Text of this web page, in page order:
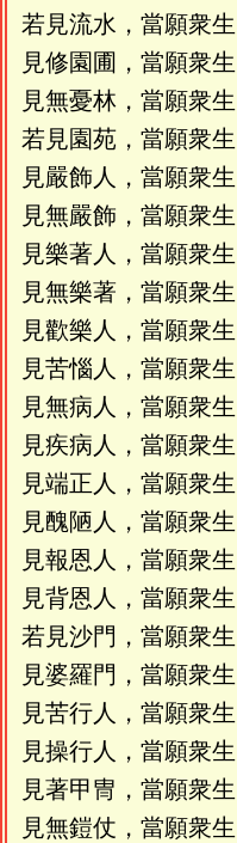
若見流水，當願衆
見修園圃，當願衆
見無憂林，當願衆
若見園苑，當願衆
見嚴飾人，當願衆
見無嚴飾，當願衆
見樂著人，當願衆
見無樂著，當願衆
見歡樂人，當願衆
見苦惱人，當願衆
見無病人，當願衆
見疾病人，當願衆
見端正人，當願衆
見醜陋人，當願衆
見報恩人，當願衆
見背恩人，當願衆
若見沙門，當願衆
見婆羅門，當願衆
見苦行人，當願衆
見操行人，當願衆
見著甲冑，當願衆
見無鎧仗，當願衆